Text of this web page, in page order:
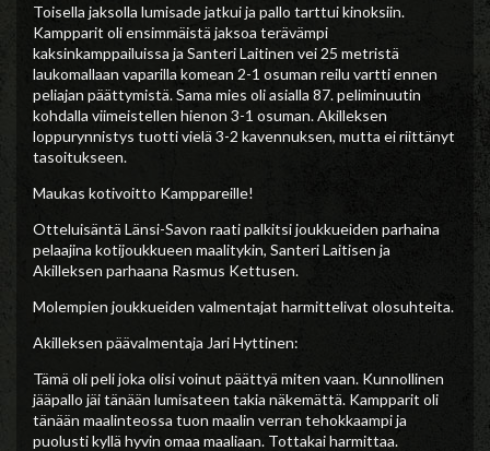
Toisella jaksolla lumisade jatkui ja pallo tarttui kinoksiin.
Kampparit oli ensimmäistä jaksoa terävämpi
kaksinkamppailuissa ja Santeri Laitinen vei 25 metristä
laukomallaan vaparilla komean 2-1 osuman reilu vartti ennen
peliajan päättymistä. Sama mies oli asialla 87. peliminuutin
kohdalla viimeistellen hienon 3-1 osuman. Akilleksen
loppurynnistys tuotti vielä 3-2 kavennuksen, mutta ei riittänyt
tasoitukseen.
Maukas kotivoitto Kamppareille!
Otteluisäntä Länsi-Savon raati palkitsi joukkueiden parhaina
pelaajina kotijoukkueen maalitykin, Santeri Laitisen ja
Akilleksen parhaana Rasmus Kettusen.
Molempien joukkueiden valmentajat harmittelivat olosuhteita.
Akilleksen päävalmentaja Jari Hyttinen:
Tämä oli peli joka olisi voinut päättyä miten vaan. Kunnollinen
jääpallo jäi tänään lumisateen takia näkemättä. Kampparit oli
tänään maalinteossa tuon maalin verran tehokkaampi ja
puolusti kyllä hyvin omaa maaliaan. Tottakai harmittaa.